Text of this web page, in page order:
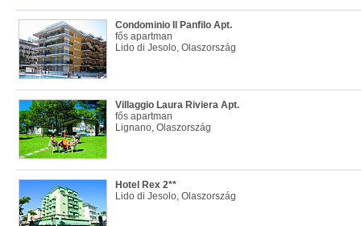
Condominio Il Panfilo Apt.
fős apartman
Lido di Jesolo, Olaszország
Villaggio Laura Riviera Apt.
fős apartman
Lignano, Olaszország
Hotel Rex 2**
Lido di Jesolo, Olaszország